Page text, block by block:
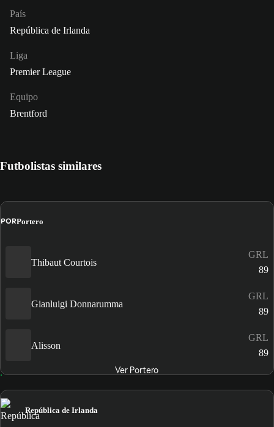
País
República de Irlanda
Liga
Premier League
Equipo
Brentford
Futbolistas similares
PORPortero
Thibaut Courtois
GRL
89
Gianluigi Donnarumma
GRL
89
Alisson
GRL
89
Ver Portero
República de Irlanda